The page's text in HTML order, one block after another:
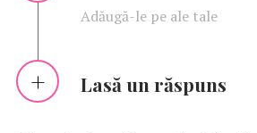
Adăugă-le pe ale tale
Lasă un răspuns